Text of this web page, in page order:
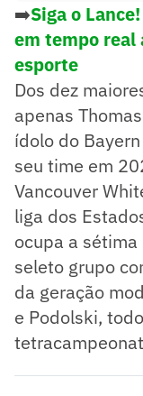
➡️Siga o
em tempo
esporte
Dos dez
apenas
ídolo do
seu time em
Vancouver
liga dos
ocupa a
seleto grupo
da geração
e Podolski,